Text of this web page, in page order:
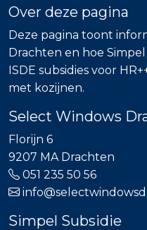
Over deze pagina
Deze pagina toont
Drachten en hoe
ISDE subsidies voor
met kozijnen.
Select Windows
Florijn 6
9207 MA Drachten
051 235 50 56
Simpel Subsidie